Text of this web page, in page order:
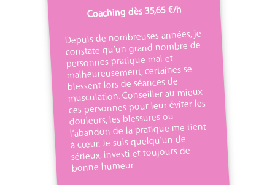
Coaching dès 35,65 €/h
Depuis de nombreuses années, je
constate qu’un grand nombre de
personnes pratique mal et
malheureusement, certaines se
blessent lors de séances de
musculation. Conseiller au mieux
ces personnes pour leur éviter les
douleurs, les blessures ou
l’abandon de la pratique me tient
à cœur. Je suis quelqu'un de
sérieux, investi et toujours de
bonne humeur